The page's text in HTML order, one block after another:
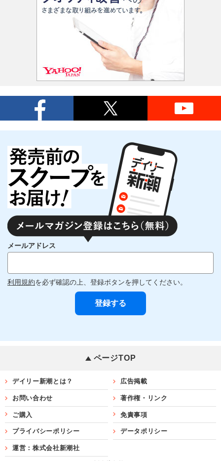
メールアドレス
利用規約を必ず確認の上、登録ボタンを押してください。
ページTOP
デイリー新潮とは？ 広告掲載
お問い合わせ 著作権・リンク
ご購入 免責事項
プライバシーポリシー データポリシー
運営：株式会社新潮社